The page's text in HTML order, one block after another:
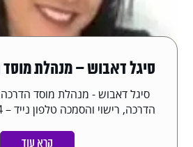
סיגל דאבוש – מנהלת
סיגל דאבוש - מנהלת מוסד
הדרכה, רישוי והסמכה טלפון נייד – 050-4469694 מ...
קרא עוד